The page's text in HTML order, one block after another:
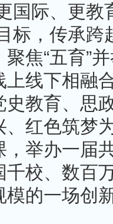
国际、更教
标，传承跨
焦“五育”
上线下相融
史教育、思
、红色筑梦
，举办一届
千校、数百
模的一场创